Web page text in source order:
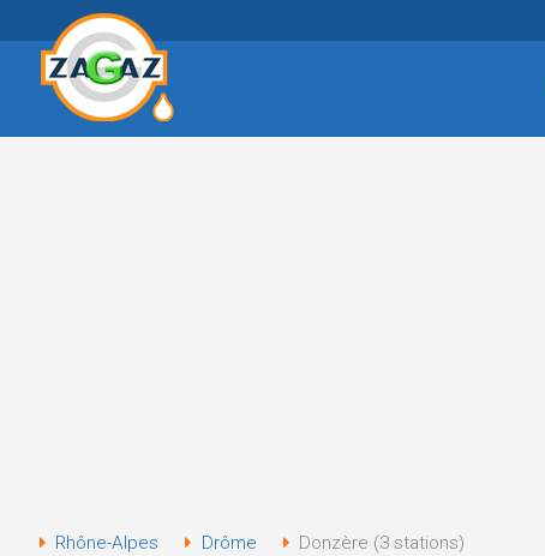
Rhône-Alpes Drôme Donzère (3 stations)